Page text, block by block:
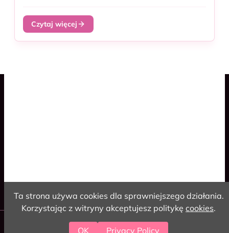
Czytaj więcej
Polski English
2026 love-coding
Ta strona używa cookies dla sprawniejszego działania.
Korzystając z witryny akceptujesz politykę cookies.
OK Privacy Policy